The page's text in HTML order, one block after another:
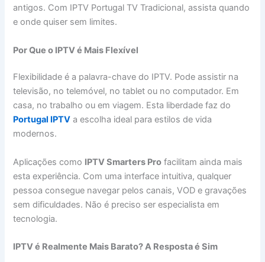
antigos. Com IPTV Portugal TV Tradicional, assista quando
e onde quiser sem limites.
Por Que o IPTV é Mais Flexível
Flexibilidade é a palavra-chave do IPTV. Pode assistir na
televisão, no telemóvel, no tablet ou no computador. Em
casa, no trabalho ou em viagem. Esta liberdade faz do
Portugal IPTV a escolha ideal para estilos de vida
modernos.
Aplicações como IPTV Smarters Pro facilitam ainda mais
esta experiência. Com uma interface intuitiva, qualquer
pessoa consegue navegar pelos canais, VOD e gravações
sem dificuldades. Não é preciso ser especialista em
tecnologia.
IPTV é Realmente Mais Barato? A Resposta é Sim